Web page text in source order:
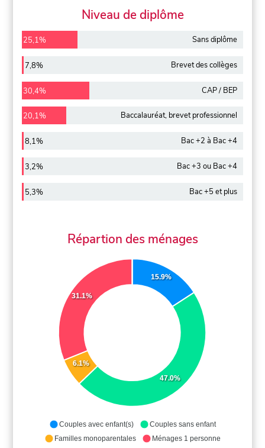
Niveau de diplôme
25,1% Sans diplôme
7,8% Brevet des collèges
30,4% CAP / BEP
20,1% Baccalauréat, brevet professionnel
8,1% Bac +2 à Bac +4
3,2% Bac +3 ou Bac +4
5,3% Bac +5 et plus
Répartion des ménages
15.9%
47.0%
6.1%
31.1%
Couples avec enfant(s)
Couples sans enfant
Familles monoparentales
Ménages 1 personne